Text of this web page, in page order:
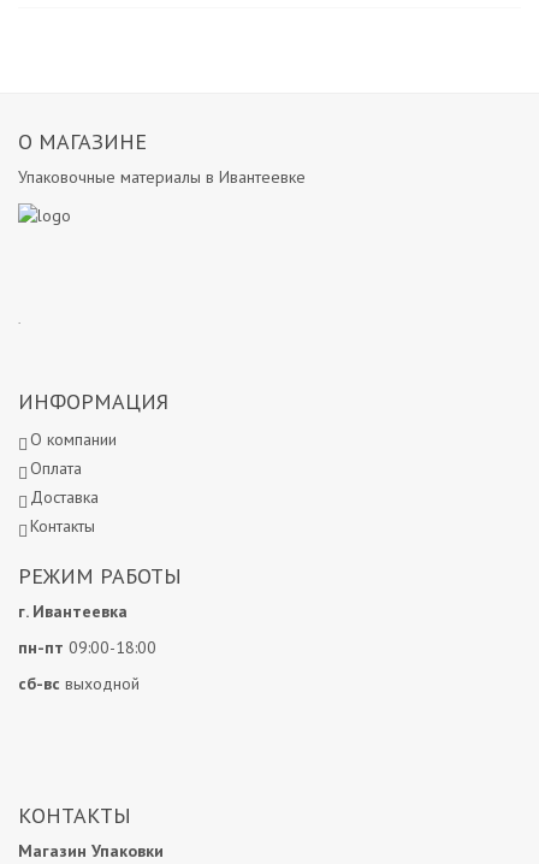
О МАГАЗИНЕ
Упаковочные материалы в Ивантеевке
.
ИНФОРМАЦИЯ
О компании
Оплата
Доставка
Контакты
РЕЖИМ РАБОТЫ
г. Ивантеевка
пн-пт 09:00-18:00
сб-вс выходной
КОНТАКТЫ
Магазин Упаковки